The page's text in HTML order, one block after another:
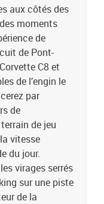
!Stage de pilotage : 3
C8
aux côtés des
moments
de
de Pont-
C8 et
de l’engin le
par
de
de jeu
vitesse
du jour.
virages serrés
sur une piste
de la